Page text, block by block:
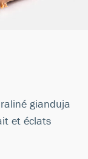
gianduja
et éclats